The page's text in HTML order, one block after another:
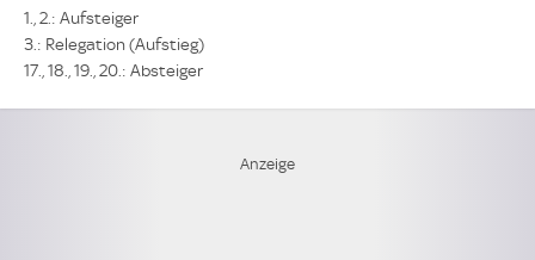
1., 2.: Aufsteiger
3.: Relegation (Aufstieg)
17., 18., 19., 20.: Absteiger